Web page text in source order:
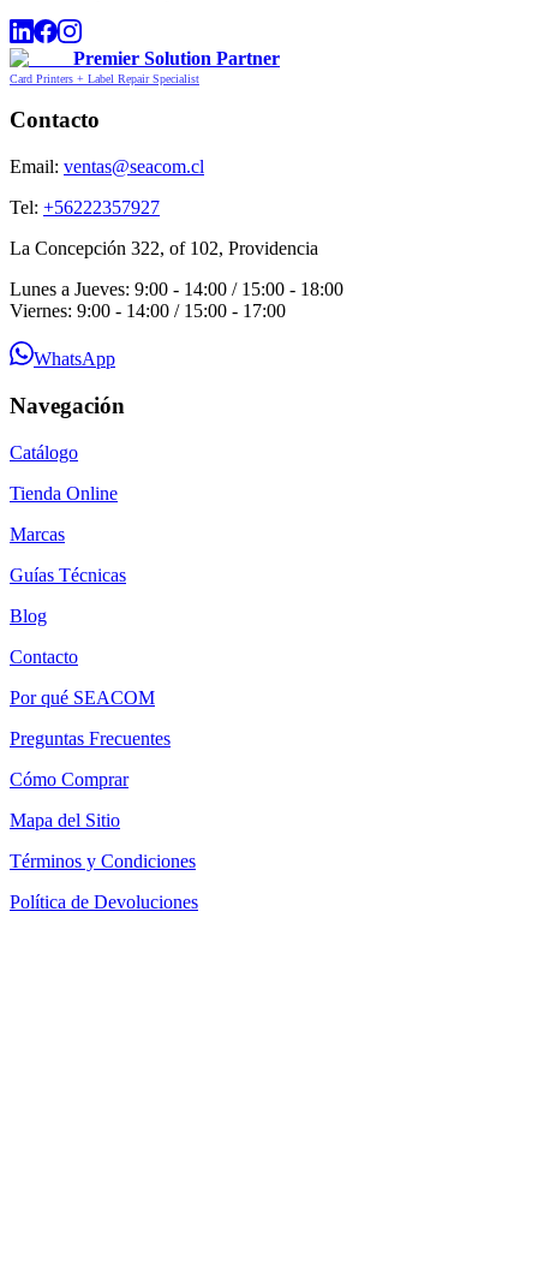
Premier Solution Partner
Card Printers + Label Repair Specialist
Contacto
Email: ventas@seacom.cl
Tel: +56222357927
La Concepción 322, of 102, Providencia
Lunes a Jueves: 9:00 - 14:00 / 15:00 - 18:00
Viernes: 9:00 - 14:00 / 15:00 - 17:00
WhatsApp
Navegación
Catálogo
Tienda Online
Marcas
Guías Técnicas
Blog
Contacto
Por qué SEACOM
Preguntas Frecuentes
Cómo Comprar
Mapa del Sitio
Términos y Condiciones
Política de Devoluciones